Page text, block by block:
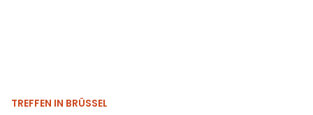
TREFFEN IN BRÜSSEL